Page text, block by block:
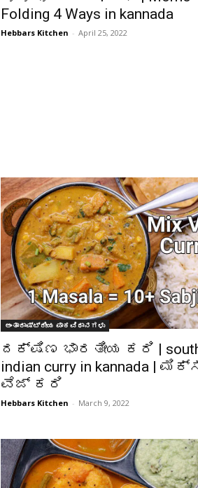
Folding 4 Ways in kannada
Hebbars Kitchen - April 25, 2022
ಅಂತಾರಾಷ್ಟ್ರೀಯ ಪಾಕವಿಧಾನಗಳು
ದಕ್ಷಿಣ ಭಾರತೀಯ ಕರಿ |
indian curry in kannada |
ವೆಜ್ ಕರಿ
Hebbars Kitchen - March 9, 2022